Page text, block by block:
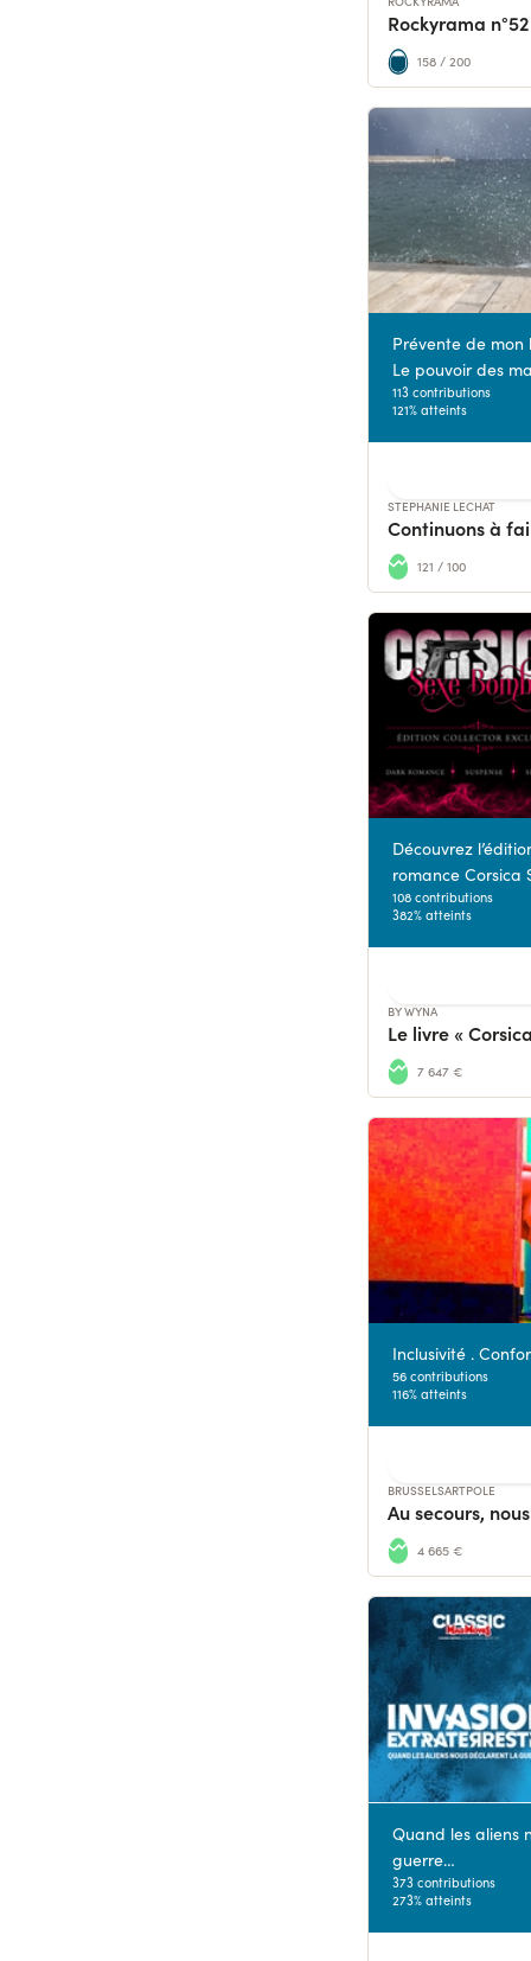
158 / 200
Prévente de
Le pouvoir des
113 contributions
121% atteints
STEPHANIE LECHAT
Continuons à
121 / 100
Découvrez
romance Corsica
108 contributions
382% atteints
BY WYNA
7 647 €
Inclusivité .
56 contributions
116% atteints
BRUSSELSARTPOLE
4 665 €
Quand les aliens
guerre…
373 contributions
273% atteints